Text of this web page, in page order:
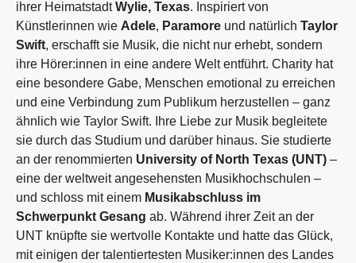
ihrer HeimatstadtWylie, Texas. Inspiriert von
Künstlerinnen wie Adele, Paramore und natürlich Taylor
Swift, erschafft sie Musik, die nicht nur erhebt, sondern
ihre Hörer:innen in eine andere Welt entführt. Charity hat
eine besondere Gabe, Menschen emotional zu erreichen
und eine Verbindung zum Publikum herzustellen – ganz
ähnlich wie Taylor Swift. Ihre Liebe zur Musik begleitete
sie durch das Studium und darüber hinaus. Sie studierte
an der renommierten University of North Texas (UNT) –
eine der weltweit angesehensten Musikhochschulen –
und schloss mit einem Musikabschluss im
Schwerpunkt Gesang ab. Während ihrer Zeit an der
UNT knüpfte sie wertvolle Kontakte und hatte das Glück,
mit einigen der talentiertesten Musiker:innen des Landes